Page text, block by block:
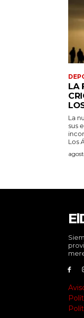
LA
La
sus
Los